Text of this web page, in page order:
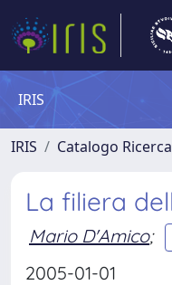
IRIS
IRIS Catalogo Ricerca
La filiera
Mario D'Amico;
2005-01-01